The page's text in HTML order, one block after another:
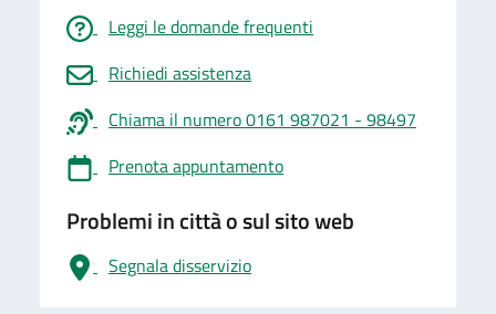
Leggi le domande frequenti
Richiedi assistenza
Chiama il numero 0161 987021 - 98497
Prenota appuntamento
Problemi in città o sul sito web
Segnala disservizio